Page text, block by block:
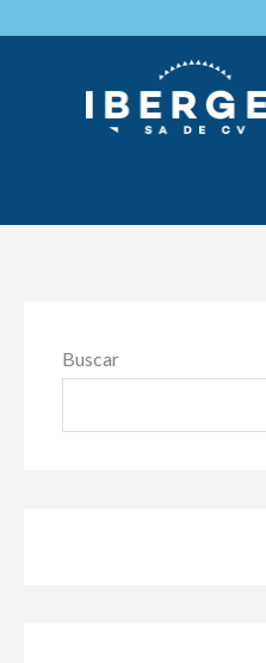
Buscar